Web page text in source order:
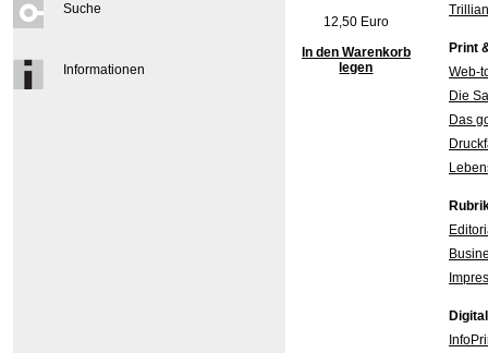
Suche
Informationen
12,50 Euro
In den Warenkorb
legen
Print
Web-
Die
Das